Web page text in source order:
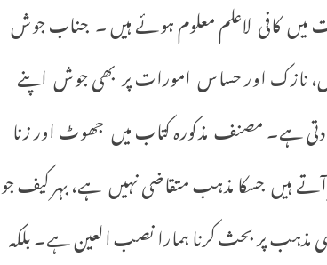
میں کافی لاعلم معلوم ہوئے ہیں ۔ جناب جوش
نازک اور حساس امورات پر بھی جوش اپنے
ہے۔ مصنف مذکورہ کتاب میں جھوٹ اور زنا
ہیں جسکا مذہب متقاضی نہیں ہے، بہر کیف جو
مذہب پر بحث کرنا ہمارا نصب العین ہے۔ بلکہ